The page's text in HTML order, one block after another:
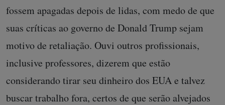
fossem apagadas depois de lidas, com medo de que
suas críticas ao governo de Donald Trump sejam
motivo de retaliação. Ouvi outros profissionais,
inclusive professores, dizerem que estão
considerando tirar seu dinheiro dos EUA e talvez
buscar trabalho fora, certos de que serão alvejados